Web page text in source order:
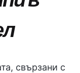
свързани с